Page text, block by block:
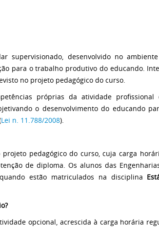
supervisionado, desenvolvido no
para o trabalho produtivo do educando.
no projeto pedagógico do curso.
próprias da atividade profissional
o desenvolvimento do educando
Lei n. 11.788/2008).
pedagógico do curso, cuja carga
de diploma. Os alunos das
estão matriculados na disciplina
opcional, acrescida à carga horária